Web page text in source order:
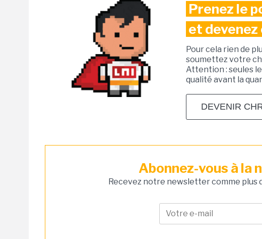
Prenez le
et devenez
Pour cela rien de
soumettez votre
Attention : seules
qualité avant la
DEVENIR
Abonnez-vous à la
Recevez notre newsletter comme plus